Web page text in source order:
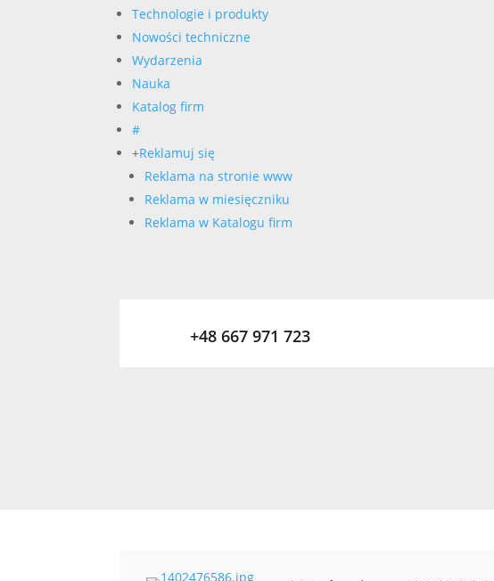
Technologie i produkty
Nowości techniczne
Wydarzenia
Nauka
Katalog firm
#
+Reklamuj się
Reklama na stronie www
Reklama w miesięczniku
Reklama w Katalogu firm
+48 667 971 723